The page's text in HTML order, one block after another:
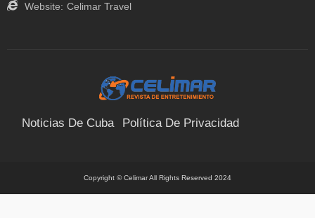
Website: Celimar Travel
Noticias De Cuba Política De Privacidad
Copyright © Celimar All Rights Reserved 2024